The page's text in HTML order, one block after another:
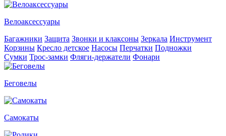
Велоаксессуары
Багажники Защита Звонки и клаксоны Зеркала Инструмент
Корзины Кресло детское Насосы Перчатки Подножки
Сумки Трос-замки Фляги-держатели Фонари
Беговелы
Самокаты